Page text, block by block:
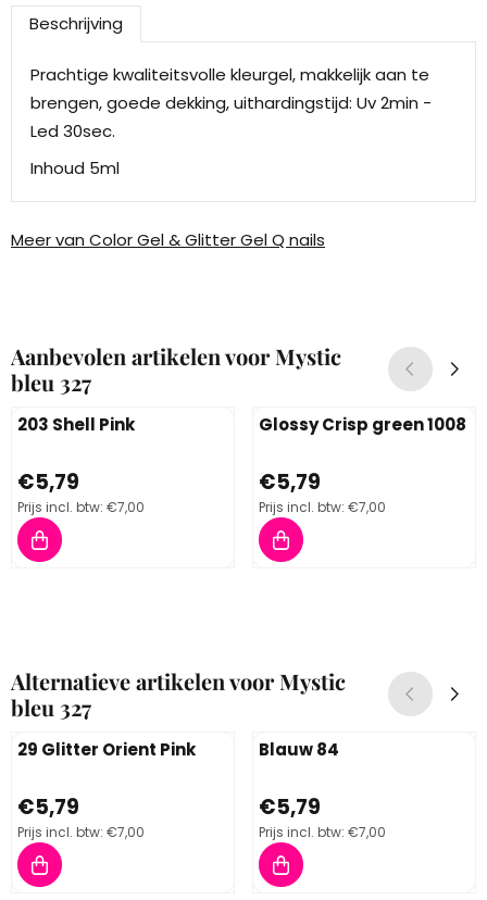
Beschrijving
Prachtige kwaliteitsvolle kleurgel, makkelijk aan te
brengen, goede dekking, uithardingstijd: Uv 2min -
Led 30sec.
Inhoud 5ml
Meer van Color Gel & Glitter Gel Q nails
Aanbevolen artikelen voorMystic
bleu 327
203 Shell Pink
Prijs: 5,79, inclusief btw: 7,00
€5,79
Prijs incl. btw: €7,00
Glossy Crisp green 1008
Prijs: 5,79, inclusief btw: 7,00
€5,79
Prijs incl. btw: €7,00
Alternatieve artikelen voorMystic
bleu 327
29 Glitter Orient Pink
Prijs: 5,79, inclusief btw: 7,00
€5,79
Prijs incl. btw: €7,00
Blauw 84
Prijs: 5,79, inclusief btw: 7,00
€5,79
Prijs incl. btw: €7,00